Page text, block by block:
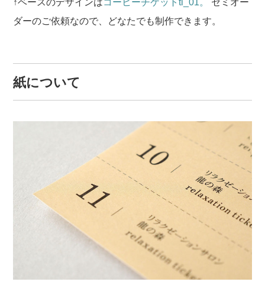
ダーのご依頼なので、どなたでも制作できます。
紙について